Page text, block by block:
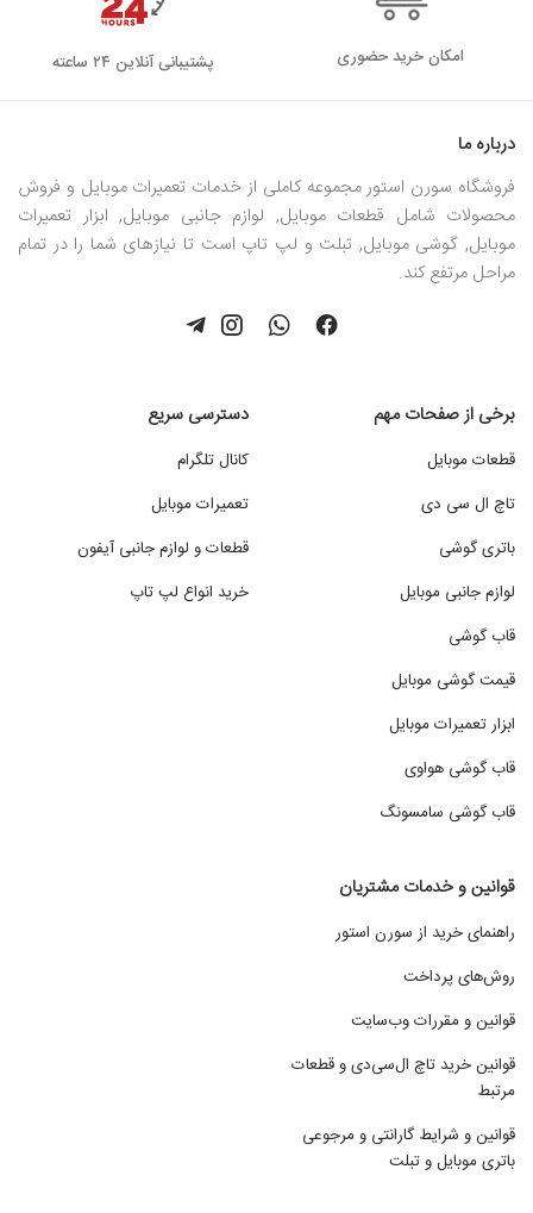
امکان خرید حضوری پشتیبانی آنلاین ۲۴ ساعته
درباره ما
فروشگاه سورن استور مجموعه کاملی از خدمات تعمیرات موبایل و فروش
محصولات شامل قطعات موبایل, لوازم جانبی موبایل, ابزار تعمیرات
موبایل, گوشی موبایل, تبلت و لپ تاپ است تا نیازهای شما را در تمام
مراحل مرتفع کند.
برخی از صفحات مهم
قطعات موبایل
تاچ ال سی دی
باتری گوشی
لوازم جانبی موبایل
قاب گوشی
قیمت گوشی موبایل
ابزار تعمیرات موبایل
قاب گوشی هواوی
قاب گوشی سامسونگ
دسترسی سریع
کانال تلگرام
تعمیرات موبایل
قطعات و لوازم جانبی آیفون
خرید انواع لپ تاپ
قوانین و خدمات مشتریان
راهنمای خرید از سورن استور
روش‌های پرداخت
قوانین و مقررات وب‌سایت
قوانین خرید تاچ ال‌سی‌دی و قطعات
مرتبط
قوانین و شرایط گارانتی و مرجوعی
باتری موبایل و تبلت